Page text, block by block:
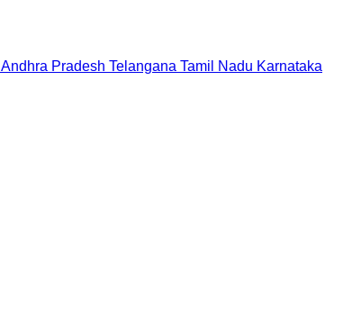
Andhra Pradesh Telangana Tamil Nadu Karnataka